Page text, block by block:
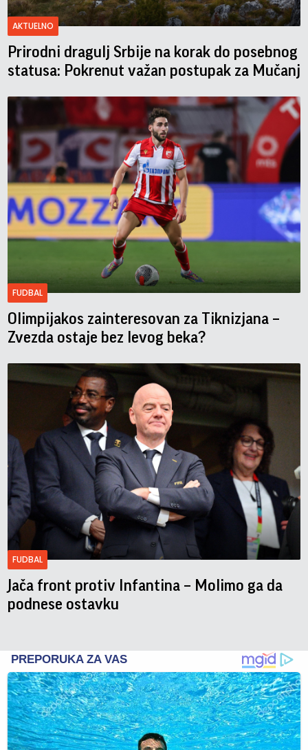
AKTUELNO
Prirodni dragulj Srbije na korak do posebnog
statusa: Pokrenut važan postupak za Mučanj
FUDBAL
Olimpijakos zainteresovan za Tiknizjana –
Zvezda ostaje bez levog beka?
FUDBAL
Jača front protiv Infantina – Molimo ga da
podnese ostavku